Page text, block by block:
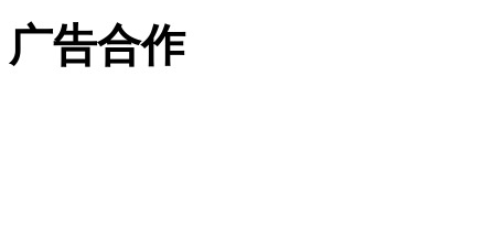
广告合作